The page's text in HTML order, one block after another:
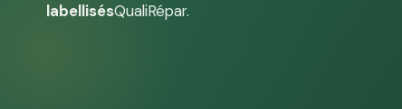
labellisésQualiRépar.